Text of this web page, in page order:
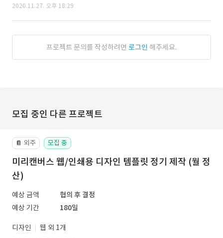
2020.11.27. 오후 18:29
프로젝트 문의를 작성하려면 로그인 해주세요.
모집 중인 다른 프로젝트
📔 외주 모집 중
미리캔버스 웹/인쇄용 디자인 템플릿 정기 제작 (월 정
산)
예상 금액
협의 후 결정
예상 기간
180일
디자인
웹 외 1개